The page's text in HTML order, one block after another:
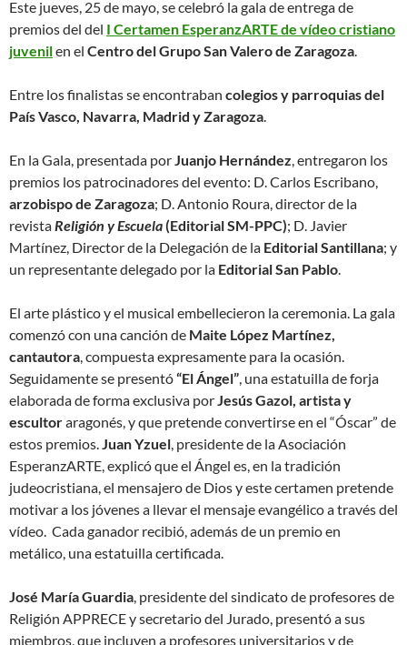
Este jueves, 25 de mayo, se celebró la gala de entrega de
premios del del I Certamen EsperanzARTE de vídeo cristiano
juvenilen el Centro del Grupo San Valero de Zaragoza
Entre los finalistas se encontraban colegios y parroquias del
País Vasco, Navarra, Madrid y Zaragoza
En la Gala, presentada por Juanjo Hernández , entregaron los
premios los patrocinadores del evento: D. Carlos Escribano,
arzobispo de Zaragoza; D. Antonio Roura, director de la
revista Religión y Escuela(Editorial SM-PPC); D. Javier
Martínez, Director de la Delegación de la Editorial Santillana; y
un representante delegado por la Editorial San Pablo
El arte plástico y el musical embellecieron la ceremonia. La gala
comenzó con una canción de Maite López Martínez,
cantautora , compuesta expresamente para la ocasión.
Seguidamente se presentó“El Ángel” , una estatuilla de forja
elaborada de forma exclusiva por Jesús Gazol, artista y
escultoraragonés, y que pretende convertirse en el “Óscar” de
estos premios. Juan Yzuel , presidente de la Asociación
EsperanzARTE, explicó que el Ángel es, en la tradición
judeocristiana, el mensajero de Dios y este certamen pretende
motivar a los jóvenes a llevar el mensaje evangélico a través del
vídeo. Cada ganador recibió, además de un premio en
metálico, una estatuilla certificada.
José María Guardia , presidente del sindicato de profesores de
Religión APPRECE y secretario del Jurado, presentó a sus
miembros, que incluyen a profesores universitarios y de